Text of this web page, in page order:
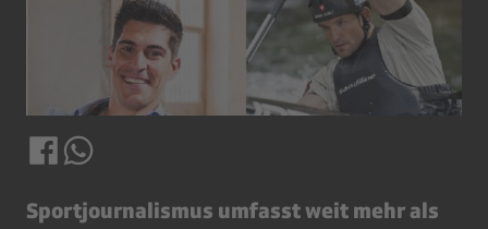
Sportjournalismus umfasst weit mehr als